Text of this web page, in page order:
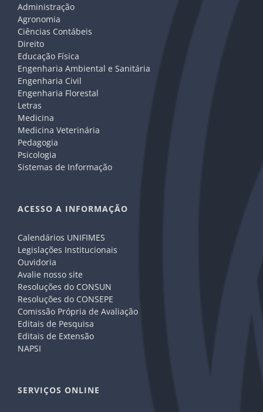
Administração
Agronomia
Ciências Contábeis
Direito
Educação Física
Engenharia Ambiental e Sanitária
Engenharia Civil
Engenharia Florestal
Letras
Medicina
Medicina Veterinária
Pedagogia
Psicologia
Sistemas de Informação
ACESSO A INFORMAÇÃO
Calendários UNIFIMES
Legislações Institucionais
Ouvidoria
Avalie nosso site
Resoluções do CONSUN
Resoluções do CONSEPE
Comissão Própria de Avaliação
Editais de Pesquisa
Editais de Extensão
NAPSI
SERVIÇOS ONLINE